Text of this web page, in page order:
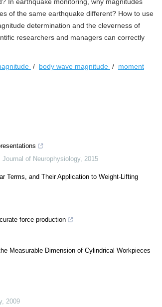
of the same earthquake different? How to use
determination and the cleverness of
researchers and managers can correctly
/ body wave magnitude / moment
Journal of Neurophysiology, 2015
Terms, and Their Application to Weight-Lifting
force production
Measurable Dimension of Cylindrical Workpieces
, 2009